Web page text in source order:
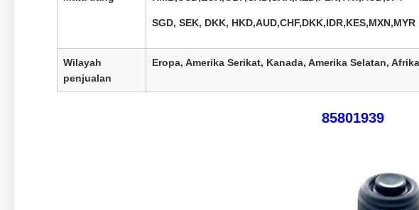
SGD, SEK, DKK, HKD,AUD,CHF,DKK,IDR,KES,MXN,MYR
Wilayah
penjualan
Eropa, Amerika Serikat, Kanada, Amerika Selatan,
85801939